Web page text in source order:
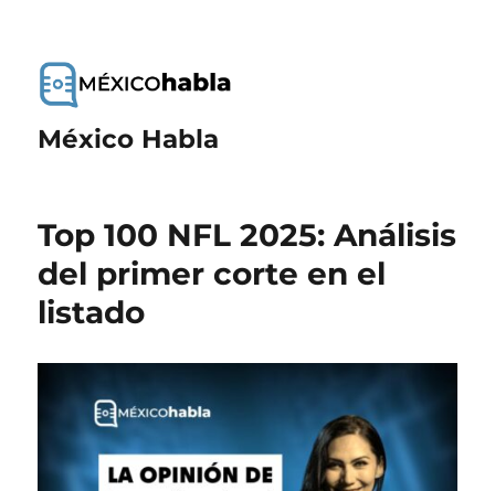
México Habla
Top 100 NFL 2025: Análisis
del primer corte en el
listado